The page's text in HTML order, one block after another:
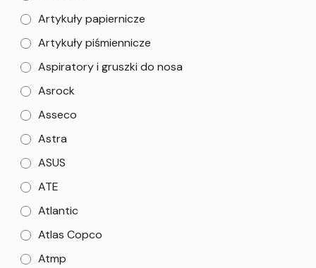
Artykuły papiernicze
Artykuły piśmiennicze
Aspiratory i gruszki do nosa
Asrock
Asseco
Astra
ASUS
ATE
Atlantic
Atlas Copco
Atmp